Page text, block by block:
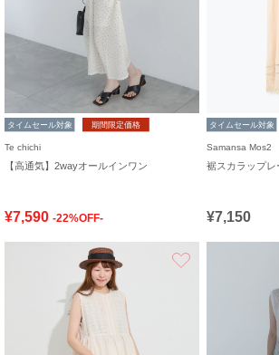
タイムセール対象 期間限定価格
Te chichi
【高通気】2wayオールインワン
¥7,590 -22%OFF-
タイムセール対象
Samansa Mos2
裾スカラップレ
¥7,150